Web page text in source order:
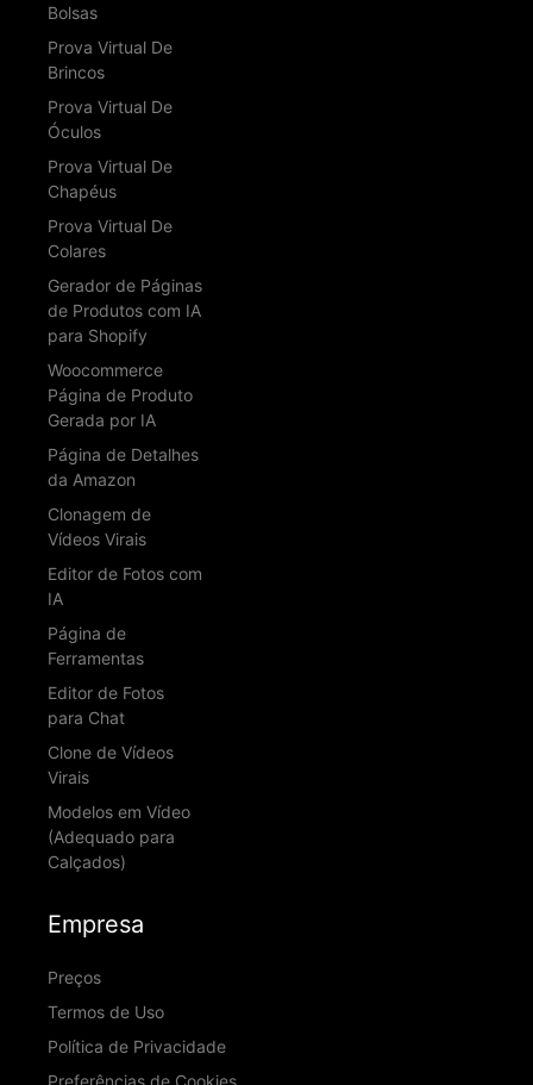
Bolsas
Prova Virtual De
Brincos
Prova Virtual De
Óculos
Prova Virtual De
Chapéus
Prova Virtual De
Colares
Gerador de Páginas
de Produtos com IA
para Shopify
Woocommerce
Página de Produto
Gerada por IA
Página de Detalhes
da Amazon
Clonagem de
Vídeos Virais
Editor de Fotos com
IA
Página de
Ferramentas
Editor de Fotos
para Chat
Clone de Vídeos
Virais
Modelos em Vídeo
(Adequado para
Calçados)
Empresa
Preços
Termos de Uso
Política de Privacidade